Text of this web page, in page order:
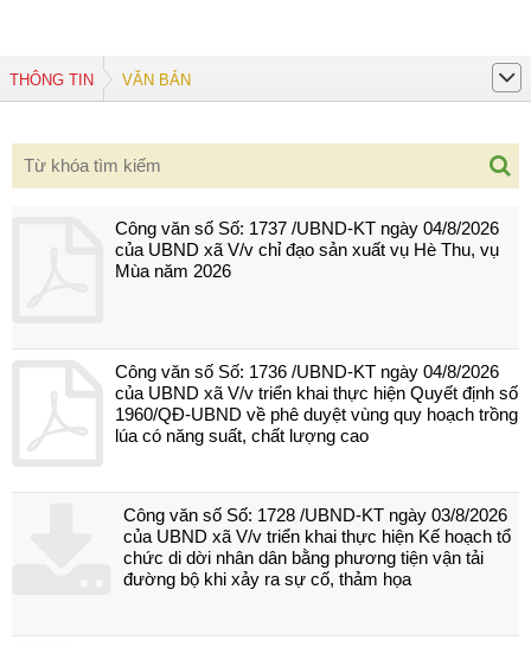
THÔNG TIN VĂN BẢN
Công văn số Số: 1737 /UBND-KT ngày 04/8/2026
của UBND xã V/v chỉ đạo sản xuất vụ Hè Thu, vụ
Mùa năm 2026
Công văn số Số: 1736 /UBND-KT ngày 04/8/2026
của UBND xã V/v triển khai thực hiện Quyết định số
1960/QĐ-UBND về phê duyệt vùng quy hoạch trồng
lúa có năng suất, chất lượng cao
Công văn số Số: 1728 /UBND-KT ngày 03/8/2026
của UBND xã V/v triển khai thực hiện Kế hoạch tổ
chức di dời nhân dân bằng phương tiện vận tải
đường bộ khi xảy ra sự cố, thảm họa